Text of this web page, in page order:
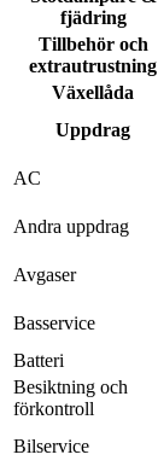
fjädring
Tillbehör och
extrautrustning
Växellåda
Uppdrag
AC
Andra uppdrag
Avgaser
Basservice
Batteri
Besiktning och
förkontroll
Bilservice